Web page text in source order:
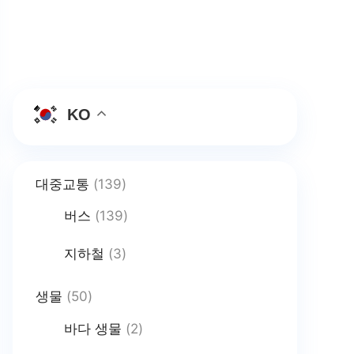
KO
대중교통 (139)
버스 (139)
지하철 (3)
생물 (50)
바다 생물 (2)